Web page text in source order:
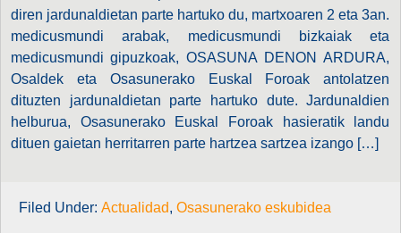
diren jardunaldietan parte hartuko du, martxoaren 2 eta 3an.
medicusmundi arabak, medicusmundi bizkaiak eta
medicusmundi gipuzkoak, OSASUNA DENON ARDURA,
Osaldek eta Osasunerako Euskal Foroak antolatzen
dituzten jardunaldietan parte hartuko dute. Jardunaldien
helburua, Osasunerako Euskal Foroak hasieratik landu
dituen gaietan herritarren parte hartzea sartzea izango […]
Filed Under: Actualidad, Osasunerako eskubidea